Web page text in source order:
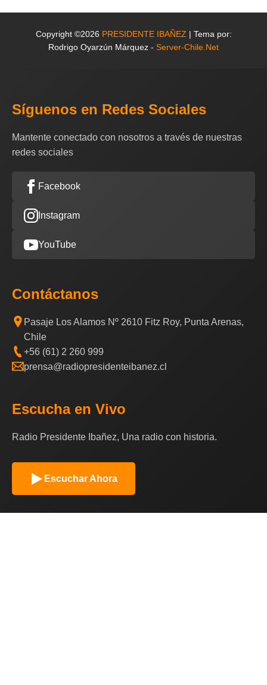
Copyright ©2026 PRESIDENTE IBAÑEZ | Tema por:
Rodrigo Oyarzún Márquez - Server-Chile.Net
Síguenos en Redes Sociales
Mantente conectado con nosotros a través de nuestras
redes sociales
Facebook
Instagram
YouTube
Contáctanos
Pasaje Los Alamos Nº 2610 Fitz Roy, Punta Arenas,
Chile
+56 (61) 2 260 999
prensa@radiopresidenteibanez.cl
Escucha en Vivo
Radio Presidente Ibañez, Una radio con historia.
Escuchar Ahora